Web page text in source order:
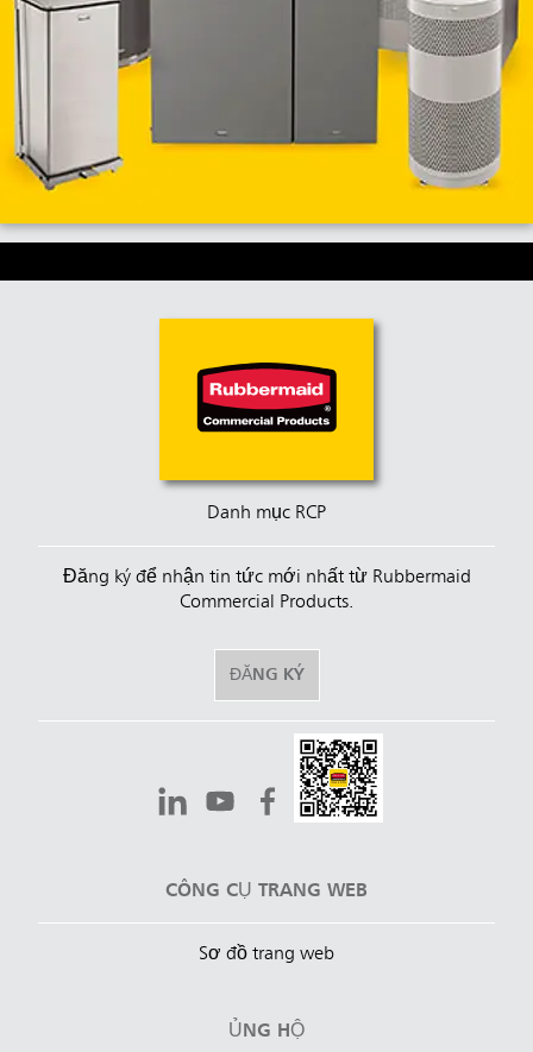
Danh mục RCP
Đăng ký để nhận tin tức mới nhất từ Rubbermaid
Commercial Products.
ĐĂNG KÝ
CÔNG CỤ TRANG WEB
Sơ đồ trang web
ỦNG HỘ